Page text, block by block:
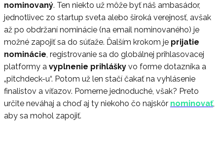
nominovaný. Ten niekto už môže byť náš ambasádor,
jednotlivec zo startup sveta alebo široká verejnosť, avšak
až po obdržaní nominácie (na email nominovaného) je
možné zapojiť sa do súťaže. Ďalším krokom je prijatie
nominácie, registrovanie sa do globálnej prihlasovacej
platformy a vyplnenie prihlášky vo forme dotazníka a
„pitchdeck-u“. Potom už len stačí čakať na vyhlásenie
finalistov a víťazov. Pomerne jednoduché, však? Preto
určite neváhaj a choď aj ty niekoho čo najskôr nominovať,
aby sa mohol zapojiť.